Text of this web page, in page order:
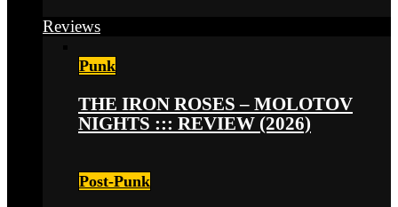
Reviews
Punk
THE IRON ROSES – MOLOTOV
NIGHTS ::: REVIEW (2026)
Post-Punk